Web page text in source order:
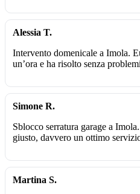
Alessia T.
Intervento domenicale a Imola.
un’ora e ha risolto senza
Simone R.
Sblocco serratura garage a
giusto, davvero un ottimo
Martina S.